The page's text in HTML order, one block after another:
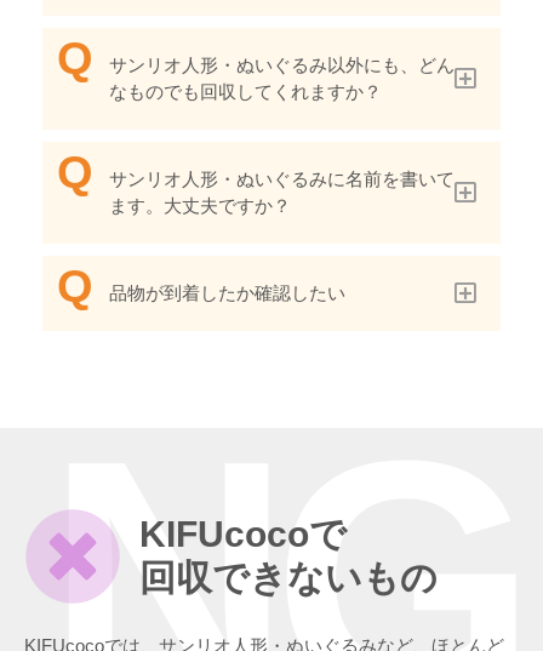
サンリオ人形・ぬいぐるみ以外にも、どん
なものでも回収してくれますか？
サンリオ人形・ぬいぐるみに名前を書いて
ます。大丈夫ですか？
品物が到着したか確認したい
KIFUcocoで
回収できないもの
KIFUcocoでは、サンリオ人形・ぬいぐるみなど、ほとんど